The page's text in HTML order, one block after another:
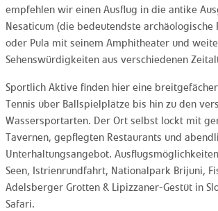
empfehlen wir einen Ausflug in die antike
Nesaticum (die bedeutendste archäologische
oder Pula mit seinem Amphitheater und
Sehenswürdigkeiten aus verschiedenen
Sportlich Aktive finden hier eine
Tennis über Ballspielplätze bis hin zu den
Wassersportarten. Der Ort selbst lockt mit
Tavernen, gepflegten Restaurants und
Unterhaltungsangebot.
Seen, Istrienrundfahrt, Nationalpark Brijuni,
Adelsberger Grotten & Lipizzaner-Gestüt in
Safari.